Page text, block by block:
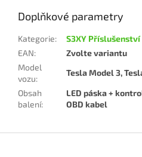
Doplňkové parametry
Kategorie:
S3XY Příslušenství
EAN:
Zvolte variantu
Model
vozu:
Tesla Model 3,
Obsah
balení:
LED páska +
OBD kabel